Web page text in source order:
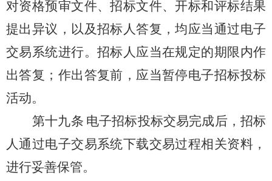
对资格预审文件、招标文件、开标和评标结果
提出异议，以及招标人答复，均应当通过电子
交易系统进行。招标人应当在规定的期限内作
出答复；作出答复前，应当暂停电子招标投标
活动。
第十九条 电子招标投标交易完成后，招标
人通过电子交易系统下载交易过程相关资料，
进行妥善保管。